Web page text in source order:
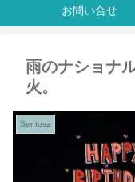
お問い合せ
雨のナショナ
火。
Sentosa